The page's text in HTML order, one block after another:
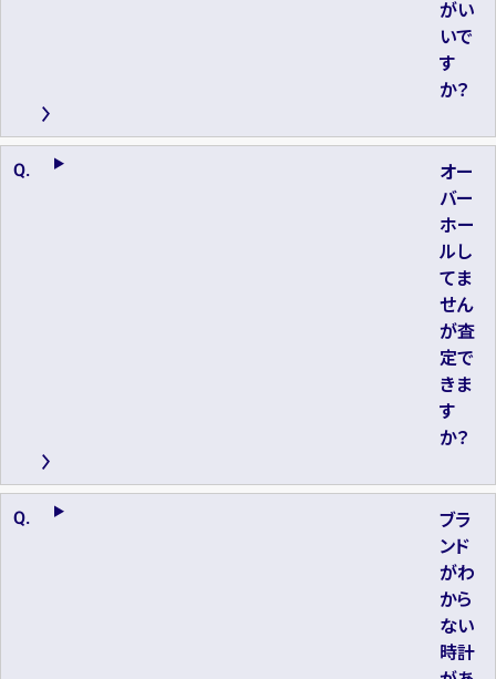
がい
いで
す
か？
オー
バー
ホー
ルし
てま
せん
が査
定で
きま
す
か？
ブラ
ンド
がわ
から
ない
時計